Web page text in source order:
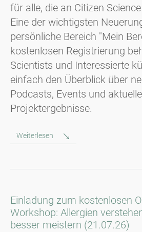
für alle, die an Citizen
Eine der wichtigsten
persönliche Bereich "Mein
kostenlosen Registrierung
Scientists und Interessierte
einfach den Überblick über
Podcasts, Events und aktuelle
Projektergebnisse.
Weiterlesen
Einladung zum kostenlosen
Workshop: Allergien
besser meistern (21.07.26)